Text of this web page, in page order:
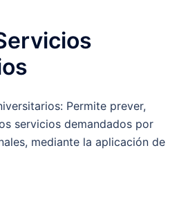
Permite prever,
servicios demandados por
mediante la aplicación de